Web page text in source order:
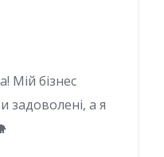
Мій бізнес
задоволені, а я